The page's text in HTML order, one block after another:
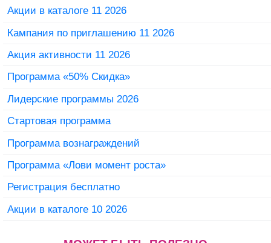
Акции в каталоге 11 2026
Кампания по приглашению 11 2026
Акция активности 11 2026
Программа «50% Скидка»
Лидерские программы 2026
Стартовая программа
Программа вознаграждений
Программа «Лови момент роста»
Регистрация бесплатно
Акции в каталоге 10 2026